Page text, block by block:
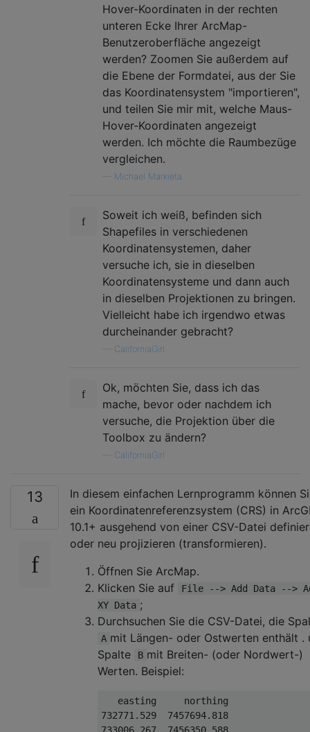
Hover-Koordinaten in der rechten
unteren Ecke Ihrer ArcMap-
Benutzeroberfläche angezeigt
werden? Zoomen Sie außerdem auf
die Ebene der Formdatei, aus der Sie
das Koordinatensystem "importieren",
und teilen Sie mir mit, welche Maus-
Hover-Koordinaten angezeigt
werden. Ich möchte die Raumbezüge
vergleichen.
Michael Markieta
Soweit ich weiß, befinden sich
Shapefiles in verschiedenen
Koordinatensystemen, daher
versuche ich, sie in dieselben
Koordinatensysteme und dann auch
in dieselben Projektionen zu bringen.
Vielleicht habe ich irgendwo etwas
durcheinander gebracht?
CaliforniaGirl
Ok, möchten Sie, dass ich das
mache, bevor oder nachdem ich
versuche, die Projektion über die
Toolbox zu ändern?
CaliforniaGirl
13
In diesem einfachen Lernprogramm können
ein Koordinatenreferenzsystem (CRS) in
10.1+ ausgehend von einer CSV-Datei
oder neu projizieren (transformieren).
Öffnen Sie ArcMap.
Klicken Sie auf
File --> Add Data -->
XY Data ;
Durchsuchen Sie die CSV-Datei, die
A mit Längen- oder Ostwerten enthält .
Spalte
B mit Breiten- (oder Nordwert-)
Werten. Beispiel:
   easting     northing
732771.529  7457694.818